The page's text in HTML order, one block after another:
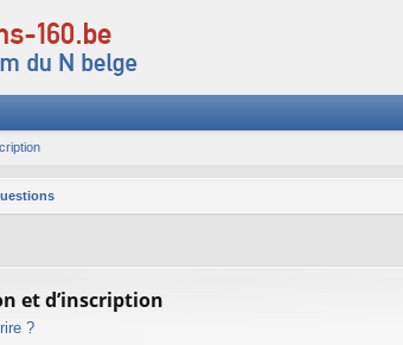
et d’inscription
?